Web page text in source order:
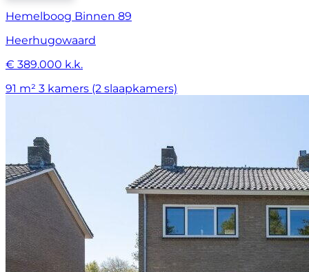
Hemelboog Binnen 89
Heerhugowaard
€ 389.000 k.k.
91 m² 3 kamers (2 slaapkamers)